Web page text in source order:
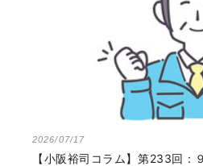
2026/07/17
【小阪裕司コラム】第233回：